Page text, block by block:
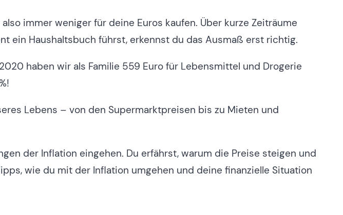
immer weniger für deine Euros kaufen. Über kurze Zeiträume
ein Haushaltsbuch führst, erkennst du das Ausmaß erst richtig.
haben wir als Familie 559 Euro für Lebensmittel und Drogerie
Lebens – von den Supermarktpreisen bis zu Mieten und
der Inflation eingehen. Du erfährst, warum die Preise steigen und
wie du mit der Inflation umgehen und deine finanzielle Situation